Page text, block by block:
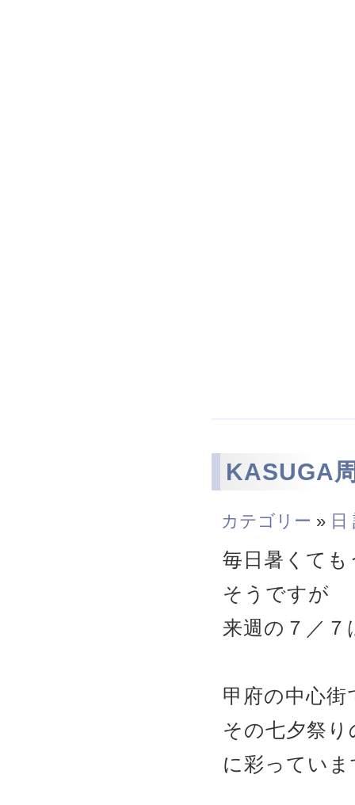
KASUGA
カテゴリー » 日
毎日暑くて
そうですが
来週の７／７
甲府の中心
その七夕祭
に彩っていま